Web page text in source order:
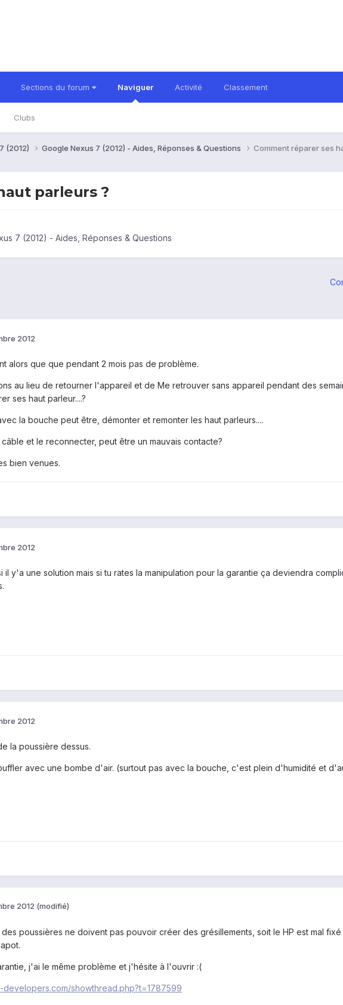
Sections du forum Naviguer
Clubs
Activité Classement
(2012) Google Nexus 7 (2012) - Aides, Réponses & Questions Comment réparer ses
parleurs ?
7 (2012) - Aides, Réponses & Questions
2012
alors que que pendant 2 mois pas de problème.
au lieu de retourner l'appareil et de Me retrouver sans appareil pendant des
ses haut parleur....?
la bouche peut être, démonter et remonter les haut parleurs....
et le reconnecter, peut être un mauvais contacte?
bien venues.
2012
il y'a une solution mais si tu rates la manipulation pour la garantie ça deviendra
2012
la poussière dessus.
avec une bombe d'air. (surtout pas avec la bouche, c'est plein d'humidité et
2012 (modifié)
poussières ne doivent pas pouvoir créer des grésillements, soit le HP est mal
j'ai le même problème et j'hésite à l'ouvrir :(
developers.com/showthread.php?t=1787599